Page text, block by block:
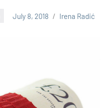
July 8, 2018 Irena Radić